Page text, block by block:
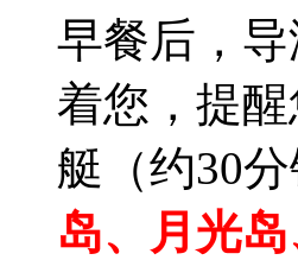
早餐后，
着您，提
艇（约30
岛、月光